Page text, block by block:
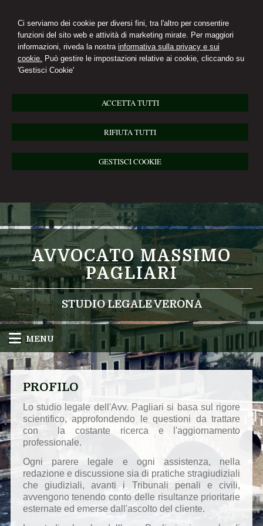
Ci serviamo dei cookie per diversi fini, tra l'altro per consentire
funzioni del sito web e attività di marketing mirate. Per maggiori
informazioni, riveda la nostra informativa sulla privacy e sui
cookie. Può gestire le impostazioni relative ai cookie, cliccando su
'Gestisci Cookie'
ACCETTA TUTTI
RIFIUTA TUTTI
GESTISCI COOKIE
AVVOCATO MASSIMO
PAGLIARI
STUDIO LEGALE VERONA
MENU
PROFILO
Lo studio legale dell'Avv. Pagliari si basa sul rigore
scientifico, approfondendo le questioni da trattare
con la costante ricerca e l'aggiornamento
professionale.
Ogni parere legale e ogni assistenza, nella
redazione e discussione sia di pratiche stragiudiziali
che giudiziali, avanti i Tribunali penali e civili,
avvengono tenendo conto delle risultanze prioritarie
esternate ed emerse dall'ascolto del cliente.